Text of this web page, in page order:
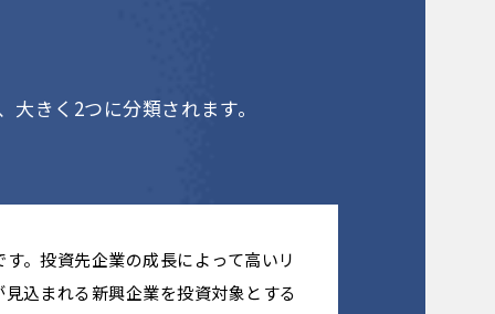
きく2つに分類されます。
。投資先企業の成長によって高いリ
込まれる新興企業を投資対象とする